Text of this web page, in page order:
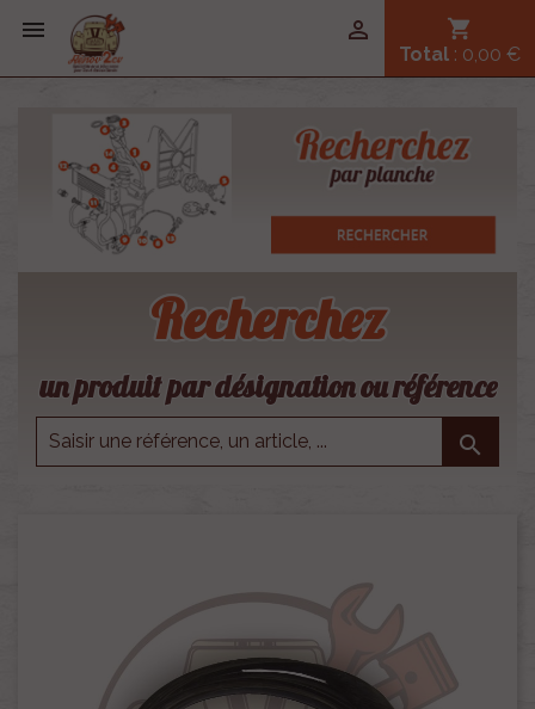
 shopping_cart
Total : 0,00 €

Recherchez
un produit par désignation ou référence
